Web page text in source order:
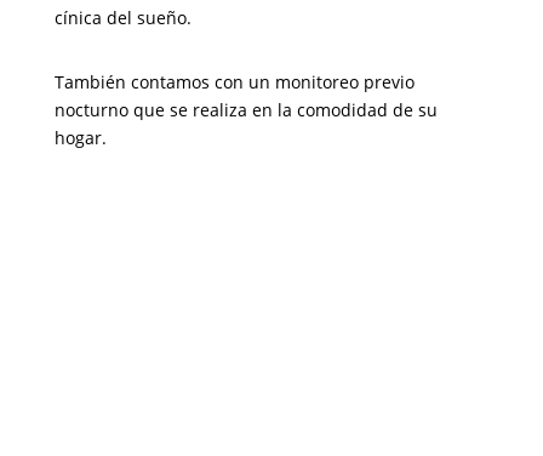
cínica del sueño.
También contamos con un monitoreo previo
nocturno que se realiza en la comodidad de su
hogar.